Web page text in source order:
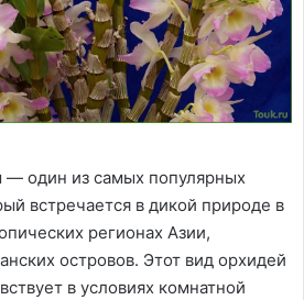
— один из самых популярных
встречается в дикой природе в
регионах Азии,
островов. Этот вид орхидей
в условиях комнатной